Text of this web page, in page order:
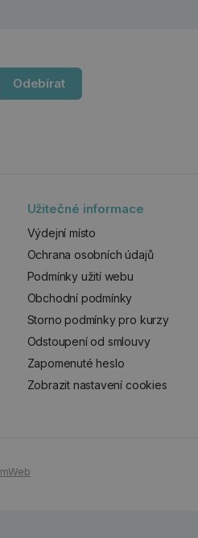
Odebírat
Užitečné informace
Výdejní místo
Ochrana osobních údajů
Podmínky užití webu
Obchodní podmínky
Storno podmínky pro kurzy
Odstoupení od smlouvy
Zapomenuté heslo
Zobrazit nastavení cookies